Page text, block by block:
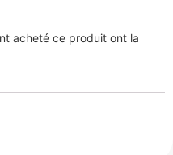
acheté ce produit ont la